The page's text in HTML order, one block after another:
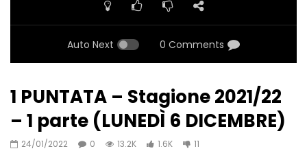
Auto Next 0 Comments
1 PUNTATA – Stagione 2021/22
– 1 parte (LUNEDÌ 6 DICEMBRE)
24/01/2022 0 13.2K 1.6K 11